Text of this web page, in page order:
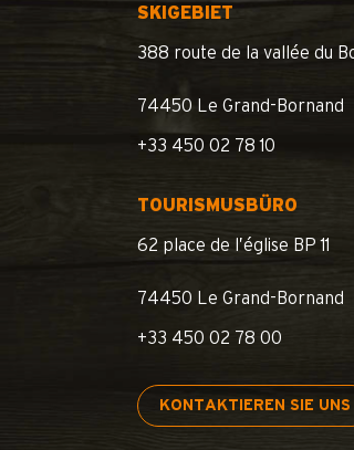
SKIGEBIET
388 route de la vallée du
74450 Le Grand-Bornand
+33 450 02 78 10
TOURISMUSBÜRO
62 place de l’église BP 11
74450 Le Grand-Bornand
+33 450 02 78 00
KONTAKTIEREN SIE UNS